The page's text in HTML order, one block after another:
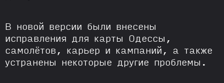
В новой версии были внесены
исправления для карты Одессы,
самолётов, карьер и кампаний, а также
устранены некоторые другие проблемы.